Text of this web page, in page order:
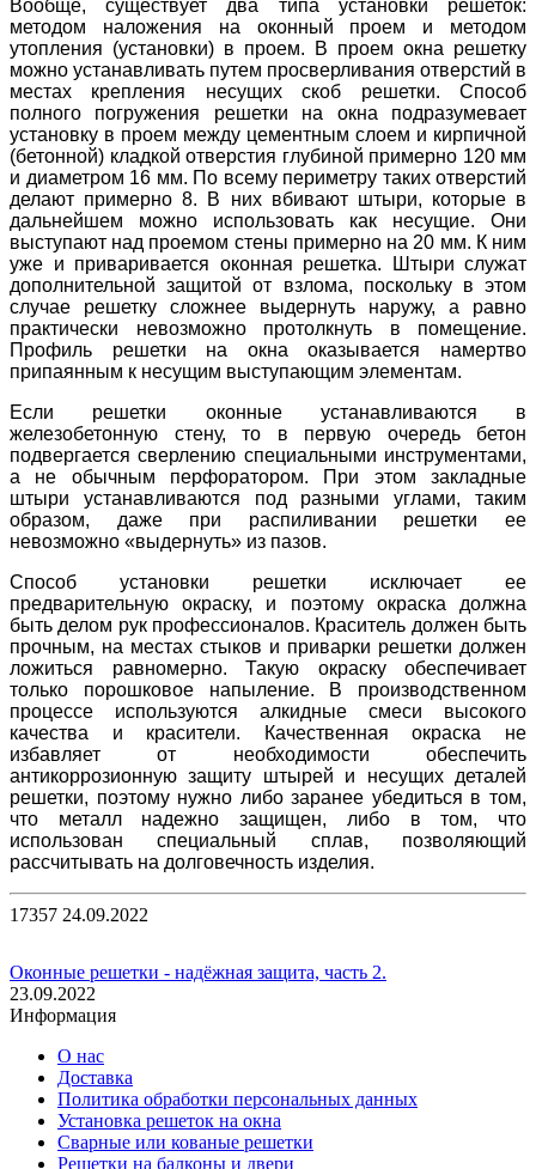
Вообще, существует два типа установки решеток:
методом наложения на оконный проем и методом
утопления (установки) в проем. В проем окна решетку
можно устанавливать путем просверливания отверстий в
местах крепления несущих скоб решетки. Способ
полного погружения решетки на окна подразумевает
установку в проем между цементным слоем и кирпичной
(бетонной) кладкой отверстия глубиной примерно 120 мм
и диаметром 16 мм. По всему периметру таких отверстий
делают примерно 8. В них вбивают штыри, которые в
дальнейшем можно использовать как несущие. Они
выступают над проемом стены примерно на 20 мм. К ним
уже и приваривается оконная решетка. Штыри служат
дополнительной защитой от взлома, поскольку в этом
случае решетку сложнее выдернуть наружу, а равно
практически невозможно протолкнуть в помещение.
Профиль решетки на окна оказывается намертво
припаянным к несущим выступающим элементам.
Если решетки оконные устанавливаются в
железобетонную стену, то в первую очередь бетон
подвергается сверлению специальными инструментами,
а не обычным перфоратором. При этом закладные
штыри устанавливаются под разными углами, таким
образом, даже при распиливании решетки ее
невозможно «выдернуть» из пазов.
Способ установки решетки исключает ее
предварительную окраску, и поэтому окраска должна
быть делом рук профессионалов. Краситель должен быть
прочным, на местах стыков и приварки решетки должен
ложиться равномерно. Такую окраску обеспечивает
только порошковое напыление. В производственном
процессе используются алкидные смеси высокого
качества и красители. Качественная окраска не
избавляет от необходимости обеспечить
антикоррозионную защиту штырей и несущих деталей
решетки, поэтому нужно либо заранее убедиться в том,
что металл надежно защищен, либо в том, что
использован специальный сплав, позволяющий
рассчитывать на долговечность изделия.
17357 24.09.2022
Оконные решетки - надёжная защита, часть 2.
23.09.2022
Информация
О нас
Доставка
Политика обработки персональных данных
Установка решеток на окна
Сварные или кованые решетки
Решетки на балконы и двери